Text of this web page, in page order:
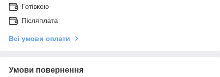
Готівкою
Післяплата
Всі умови оплати
Умови повернення